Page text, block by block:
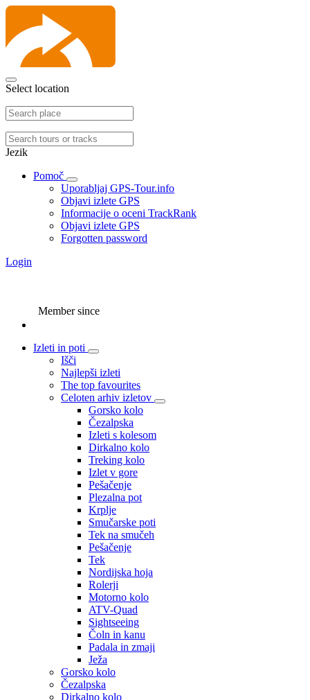
Select location
Jezik
Pomoč
Uporabljaj GPS-Tour.info
Objavi izlete GPS
Informacije o oceni TrackRank
Objavi izlete GPS
Forgotten password
Login
Member since
Izleti in poti
Išči
Najlepši izleti
The top favourites
Celoten arhiv izletov
Gorsko kolo
Čezalpska
Izleti s kolesom
Dirkalno kolo
Treking kolo
Izlet v gore
Pešačenje
Plezalna pot
Krplje
Smučarske poti
Tek na smučeh
Pešačenje
Tek
Nordijska hoja
Rolerji
Motorno kolo
ATV-Quad
Sightseeing
Čoln in kanu
Padala in zmaji
Ježa
Gorsko kolo
Čezalpska
Dirkalno kolo